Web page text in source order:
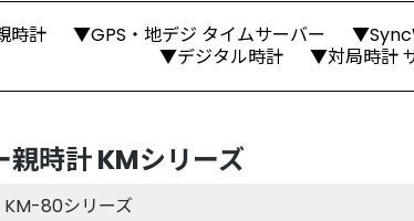
時計 GPS・地デジ タイムサーバー
デジタル時計
対局時計
親時計 KMシリーズ
KM-80シリーズ